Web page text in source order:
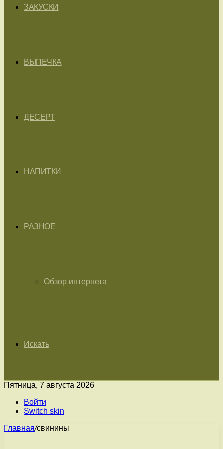
ЗАКУСКИ
ВЫПЕЧКА
ДЕСЕРТ
НАПИТКИ
РАЗНОЕ
Обзор интернета
Искать
Пятница, 7 августа 2026
Войти
Switch skin
Главная/свинины